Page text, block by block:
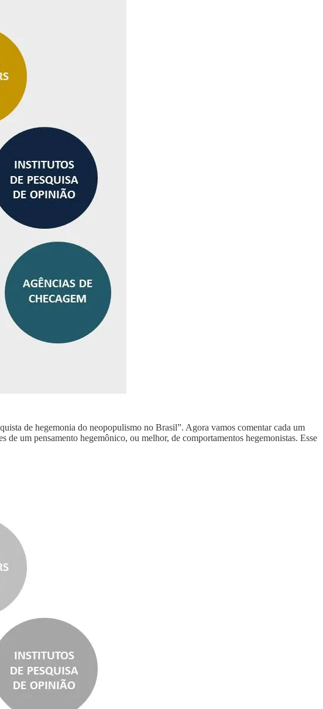
de hegemonia do neopopulismo no Brasil”. Agora vamos comentar cada um
um pensamento hegemônico, ou melhor, de comportamentos hegemonistas. Esse